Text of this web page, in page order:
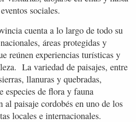
sociales.
cuenta a lo largo de todo su
áreas protegidas y
reúnen experiencias turísticas y
La variedad de paisajes, entre
llanuras y quebradas,
especies de flora y fauna
al paisaje cordobés en uno de los
locales e internacionales.